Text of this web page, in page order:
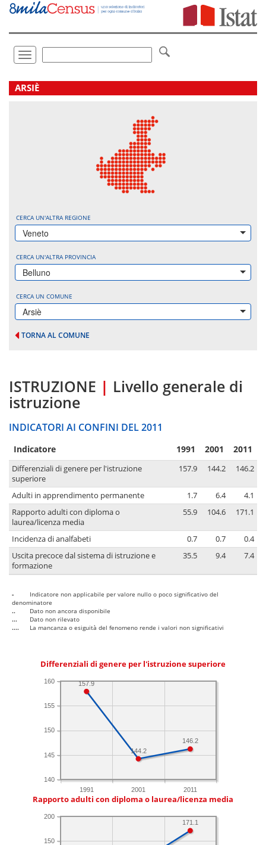
Vai
direttamente
Toggle
navigation
.
ARSIÈ
CERCA UN'ALTRA REGIONE
Veneto
CERCA UN'ALTRA PROVINCIA
Belluno
CERCA UN COMUNE
Arsiè
TORNA AL COMUNE
ISTRUZIONE | Livello generale di
istruzione
INDICATORI AI CONFINI DEL 2011
Indicatore 1991 2001 2011
Differenziali di genere per l'istruzione
superiore
157.9 144.2 146.2
Adulti in apprendimento permanente 1.7 6.4
4.1
Rapporto adulti con diploma o
laurea/licenza media
55.9 104.6 171.1
Incidenza di analfabeti 0.7 0.7
0.4
Uscita precoce dal sistema di istruzione e
formazione
35.5 9.4 7.4
-
Indicatore non applicabile per valore nullo o poco significativo del
denominatore
..
Dato non ancora disponibile
...
Dato non rilevato
....
La mancanza o esiguità del fenomeno rende i valori non significativi
Differenziali di genere per l'istruzione superiore
1991 2001 2011
140
145
150
155
160
146.2
144.2
157.9
Rapporto adulti con diploma o laurea/licenza media
150
200
171.1